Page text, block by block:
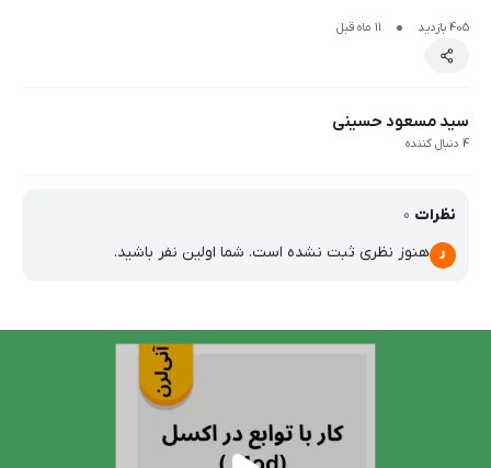
405 بازدید
سید مسعود حسینی
4 دنبال کننده
نظرات 0
هنوز نظری ثبت نشده است. شما اولین نفر باشید.